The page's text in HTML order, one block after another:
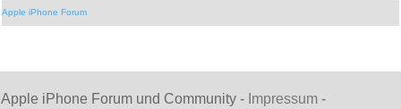
Apple iPhone Forum
Apple iPhone Forum und Community - Impressum -